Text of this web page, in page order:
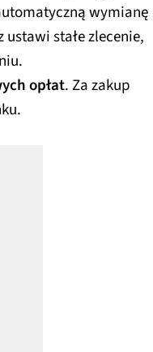
wymianę
stałe zlecenie,
opłat. Za zakup